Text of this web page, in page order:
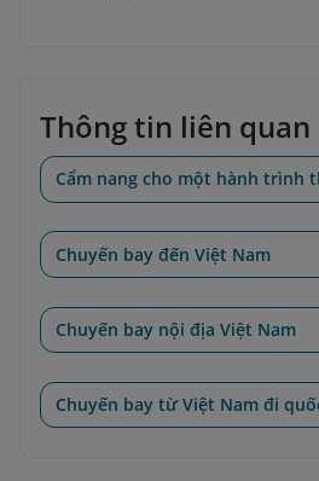
Thông tin liên quan
Cẩm nang cho một hành trình
Chuyến bay đến Việt Nam
Chuyến bay nội địa Việt Nam
Chuyến bay từ Việt Nam đi